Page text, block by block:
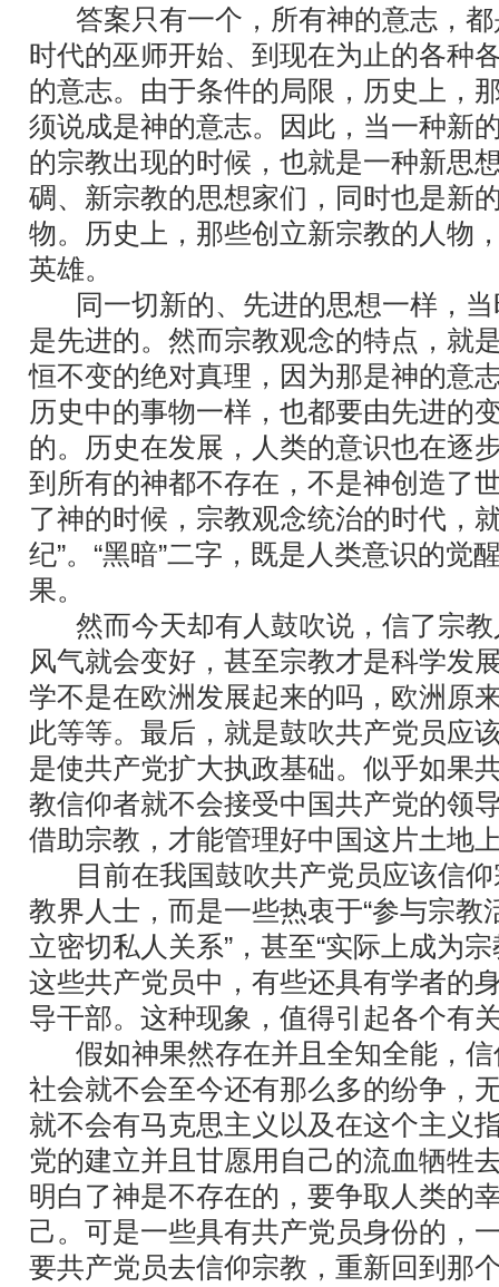
答案只有一个，所有神的意志，都
时代的巫师开始、到现在为止的各种
的意志。由于条件的局限，历史上，
须说成是神的意志。因此，当一种新
的宗教出现的时候，也就是一种新思
碉、新宗教的思想家们，同时也是新
物。历史上，那些创立新宗教的人物
英雄。
同一切新的、先进的思想一样，当
是先进的。然而宗教观念的特点，就
恒不变的绝对真理，因为那是神的意
历史中的事物一样，也都要由先进的
的。历史在发展，人类的意识也在逐
到所有的神都不存在，不是神创造了
了神的时候，宗教观念统治的时代，
纪”。“黑暗”二字，既是人类意识的觉
果。
然而今天却有人鼓吹说，信了宗教
风气就会变好，甚至宗教才是科学发
学不是在欧洲发展起来的吗，欧洲原
此等等。最后，就是鼓吹共产党员应
是使共产党扩大执政基础。似乎如果
教信仰者就不会接受中国共产党的领
借助宗教，才能管理好中国这片土地
目前在我国鼓吹共产党员应该信仰
教界人士，而是一些热衷于“参与宗教
立密切私人关系”，甚至“实际上成为
这些共产党员中，有些还具有学者的
导干部。这种现象，值得引起各个有
假如神果然存在并且全知全能，信
社会就不会至今还有那么多的纷争，
就不会有马克思主义以及在这个主义
党的建立并且甘愿用自己的流血牺牲
明白了神是不存在的，要争取人类的
己。可是一些具有共产党员身份的，
要共产党员去信仰宗教，重新回到那